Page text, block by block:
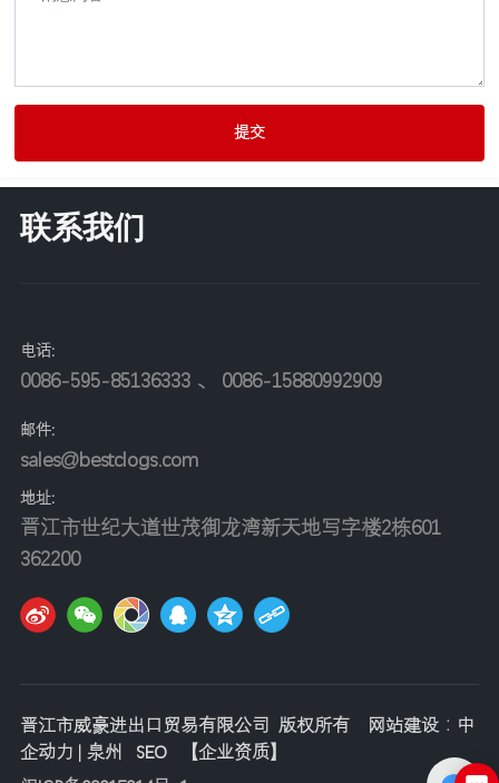
提交
联系我们
电话:
0086-595-85136333、 0086-15880992909
邮件:
sales@bestclogs.com
地址:
晋江市世纪大道世茂御龙湾新天地写字楼2栋601
362200
晋江市威豪进出口贸易有限公司 版权所有
网站建设：中
企动力
泉州 SEO【企业资质】